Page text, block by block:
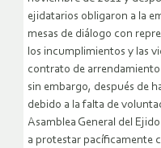
ejidatarios obligaron a la
mesas de diálogo con
los incumplimientos y las
contrato de
sin embargo, después de
debido a la falta de
Asamblea General del
a protestar pacíficamente